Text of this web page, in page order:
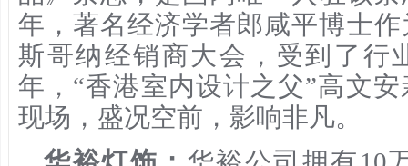
年，著名经济学者郎咸平博士
斯哥纳经销商大会，受到了行
年，“香港室内设计之父”高文
现场，盛况空前，影响非凡。